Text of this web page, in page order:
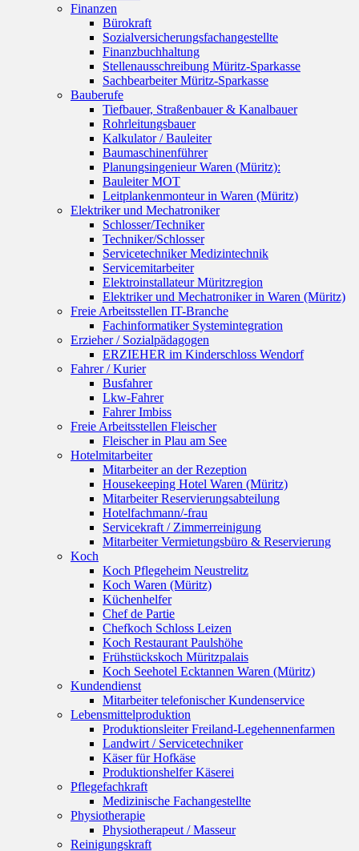
Finanzen
Bürokraft
Sozialversicherungsfachangestellte
Finanzbuchhaltung
Stellenausschreibung Müritz-Sparkasse
Sachbearbeiter Müritz-Sparkasse
Bauberufe
Tiefbauer, Straßenbauer & Kanalbauer
Rohrleitungsbauer
Kalkulator / Bauleiter
Baumaschinenführer
Planungsingenieur Waren (Müritz):
Bauleiter MOT
Leitplankenmonteur in Waren (Müritz)
Elektriker und Mechatroniker
Schlosser/Techniker
Techniker/Schlosser
Servicetechniker Medizintechnik
Servicemitarbeiter
Elektroinstallateur Müritzregion
Elektriker und Mechatroniker in Waren (Müritz)
Freie Arbeitsstellen IT-Branche
Fachinformatiker Systemintegration
Erzieher / Sozialpädagogen
ERZIEHER im Kinderschloss Wendorf
Fahrer / Kurier
Busfahrer
Lkw-Fahrer
Fahrer Imbiss
Freie Arbeitsstellen Fleischer
Fleischer in Plau am See
Hotelmitarbeiter
Mitarbeiter an der Rezeption
Housekeeping Hotel Waren (Müritz)
Mitarbeiter Reservierungsabteilung
Hotelfachmann/-frau
Servicekraft / Zimmerreinigung
Mitarbeiter Vermietungsbüro & Reservierung
Koch
Koch Pflegeheim Neustrelitz
Koch Waren (Müritz)
Küchenhelfer
Chef de Partie
Chefkoch Schloss Leizen
Koch Restaurant Paulshöhe
Frühstückskoch Müritzpalais
Koch Seehotel Ecktannen Waren (Müritz)
Kundendienst
Mitarbeiter telefonischer Kundenservice
Lebensmittelproduktion
Produktionsleiter Freiland-Legehennenfarmen
Landwirt / Servicetechniker
Käser für Hofkäse
Produktionshelfer Käserei
Pflegefachkraft
Medizinische Fachangestellte
Physiotherapie
Physiotherapeut / Masseur
Reinigungskraft